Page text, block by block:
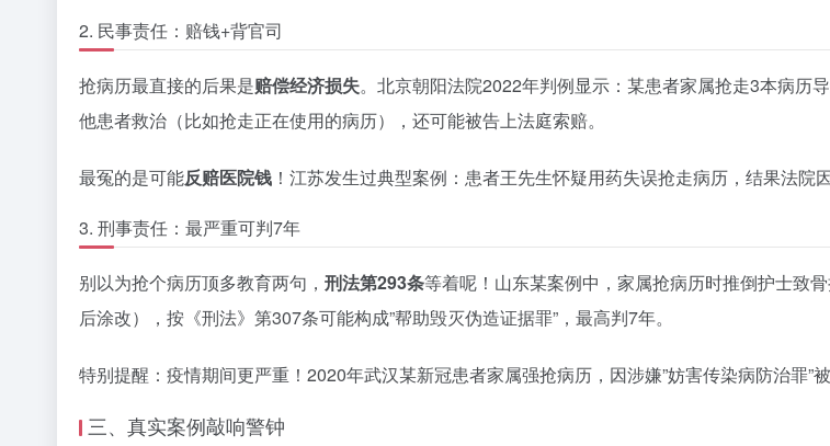
2. 民事责任：赔钱+背官司
抢病历最直接的后果是赔偿经济损失。北京朝阳法院2022年判例显示：某患者家属抢走3本病历
他患者救治（比如抢走正在使用的病历），还可能被告上法庭索赔。
最冤的是可能反赔医院钱 ！江苏发生过典型案例：患者王先生怀疑用药失误抢走病历，结果法院
3. 刑事责任：最严重可判7年
别以为抢个病历顶多教育两句， 刑法第293条等着呢！山东某案例中，家属抢病历时推倒护士致
后涂改），按《刑法》第307条可能构成”帮助毁灭伪造证据罪”，最高判7年。
特别提醒：疫情期间更严重！2020年武汉某新冠患者家属强抢病历，因涉嫌”妨害传染病防治罪
三、真实案例敲响警钟